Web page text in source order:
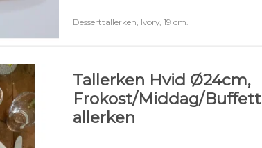
Desserttallerken, Ivory, 19 cm.
Tallerken Hvid Ø24cm,
Frokost/Middag/Buffett
allerken